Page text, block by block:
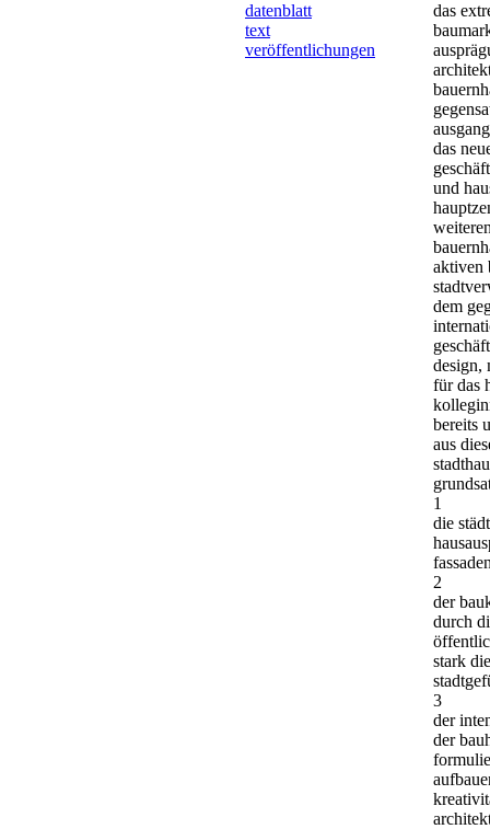
datenblatt
text
veröffentlichungen
das
das
und
aktiven
dem
design,
für das
bereits
aus
1
die
2
der
durch
stark
3
der
der